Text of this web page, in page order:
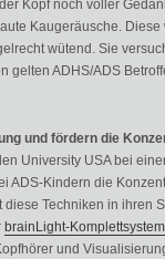
Kopf noch voller
Kaugeräusche. Diese
wütend. Sie
gelten ADHS/ADS
und fördern die
University USA bei
ADS-Kindern die
Techniken in ihren
brainLight-Komplettsystem
und